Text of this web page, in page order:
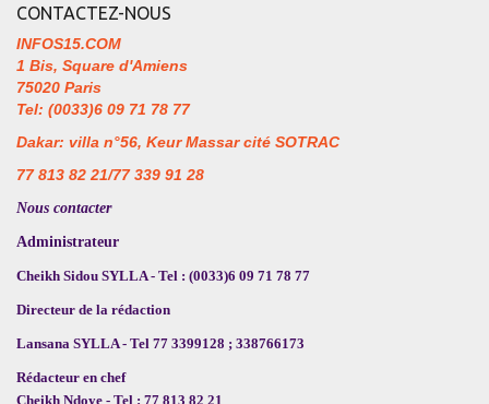
CONTACTEZ-NOUS
INFOS15.COM
1 Bis, Square d'Amiens
75020 Paris
Tel: (0033)6 09 71 78 77
Dakar: villa n°56, Keur Massar cité SOTRAC
77 813 82 21/77 339 91 28
Nous contacter
Administrateur
Cheikh Sidou SYLLA - Tel : (0033)6 09 71 78 77
Directeur de la rédaction
Lansana SYLLA - Tel 77 3399128 ; 338766173
Rédacteur en chef
Cheikh Ndoye - Tel : 77 813 82 21